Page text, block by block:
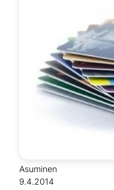
Asuminen
9.4.2014